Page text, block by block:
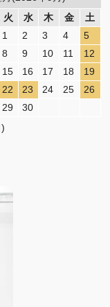
火 水 木 金
土
1
2 3 4
5
8 9 10 11
12
15 16 17 18
19
22 23 24 25
26
29
30